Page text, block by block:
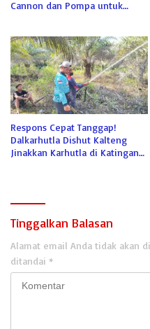
Cannon dan Pompa untuk
Respons Cepat Tanggap!
Dalkarhutla Dishut Kalteng
Jinakkan Karhutla di Katingan
Tinggalkan Balasan
Alamat email Anda tidak akan
ditandai *